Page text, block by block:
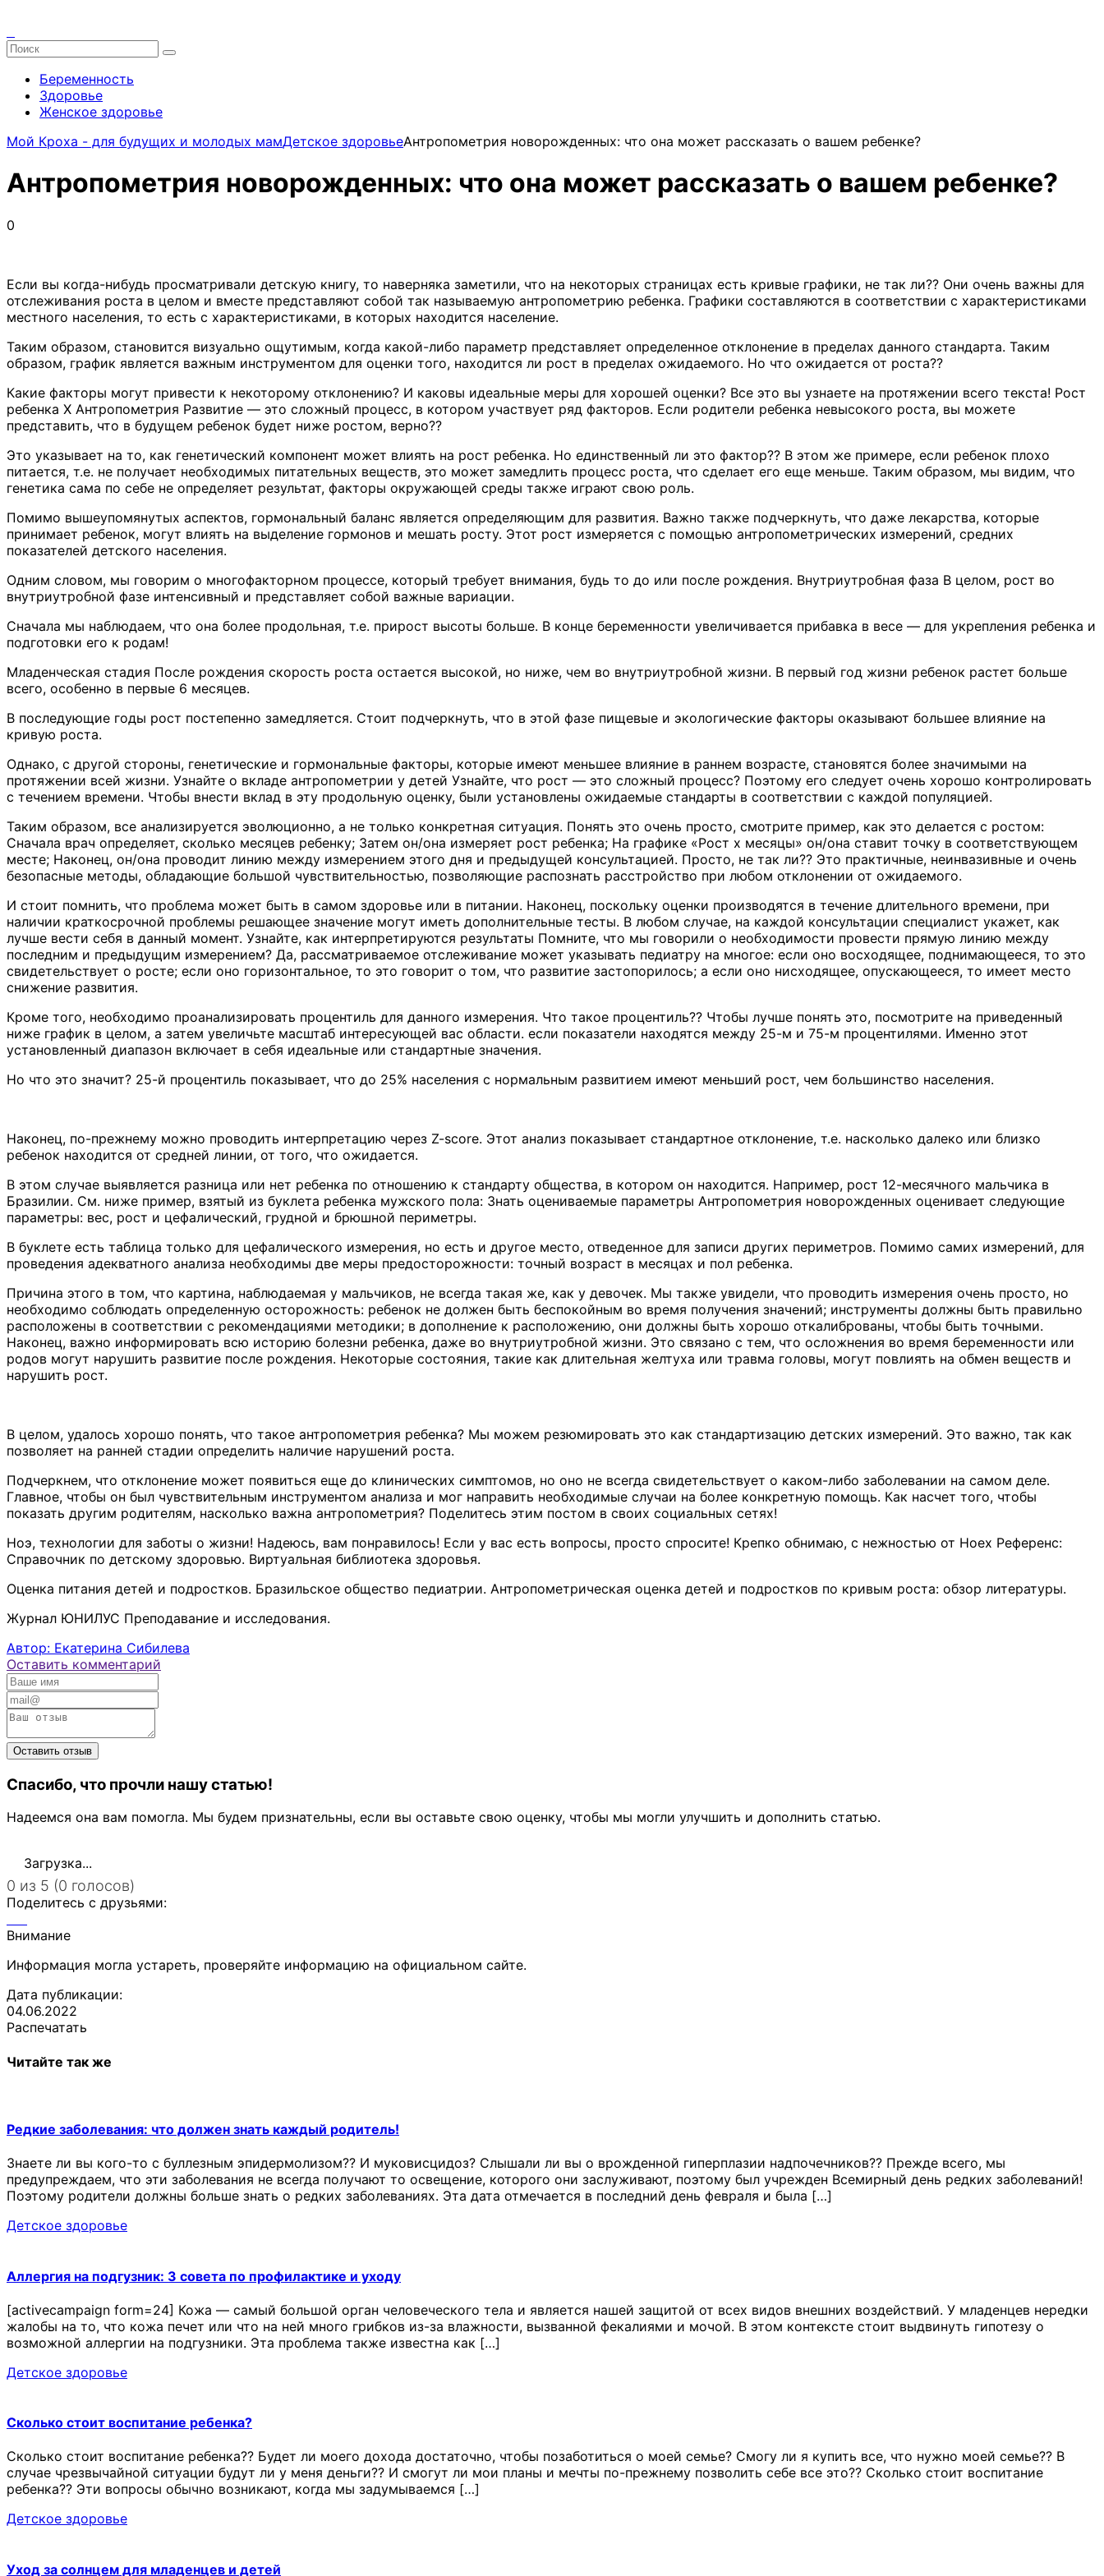
Беременность
Здоровье
Женское здоровье
Мой Кроха - для будущих и молодых мамДетское здоровьеАнтропометрия новорожденных: что она может рассказать о вашем ребенке?
Антропометрия новорожденных: что она может рассказать о вашем ребенке?
0
Если вы когда-нибудь просматривали детскую книгу, то наверняка заметили, что на некоторых страницах есть кривые графики, не так ли?? Они очень важны для
отслеживания роста в целом и вместе представляют собой так называемую антропометрию ребенка. Графики составляются в соответствии с характеристиками
местного населения, то есть с характеристиками, в которых находится население.
Таким образом, становится визуально ощутимым, когда какой-либо параметр представляет определенное отклонение в пределах данного стандарта. Таким
образом, график является важным инструментом для оценки того, находится ли рост в пределах ожидаемого. Но что ожидается от роста??
Какие факторы могут привести к некоторому отклонению? И каковы идеальные меры для хорошей оценки? Все это вы узнаете на протяжении всего текста! Рост
ребенка X Антропометрия Развитие — это сложный процесс, в котором участвует ряд факторов. Если родители ребенка невысокого роста, вы можете
представить, что в будущем ребенок будет ниже ростом, верно??
Это указывает на то, как генетический компонент может влиять на рост ребенка. Но единственный ли это фактор?? В этом же примере, если ребенок плохо
питается, т.е. не получает необходимых питательных веществ, это может замедлить процесс роста, что сделает его еще меньше. Таким образом, мы видим, что
генетика сама по себе не определяет результат, факторы окружающей среды также играют свою роль.
Помимо вышеупомянутых аспектов, гормональный баланс является определяющим для развития. Важно также подчеркнуть, что даже лекарства, которые
принимает ребенок, могут влиять на выделение гормонов и мешать росту. Этот рост измеряется с помощью антропометрических измерений, средних
показателей детского населения.
Одним словом, мы говорим о многофакторном процессе, который требует внимания, будь то до или после рождения. Внутриутробная фаза В целом, рост во
внутриутробной фазе интенсивный и представляет собой важные вариации.
Сначала мы наблюдаем, что она более продольная, т.е. прирост высоты больше. В конце беременности увеличивается прибавка в весе — для укрепления ребенка и
подготовки его к родам!
Младенческая стадия После рождения скорость роста остается высокой, но ниже, чем во внутриутробной жизни. В первый год жизни ребенок растет больше
всего, особенно в первые 6 месяцев.
В последующие годы рост постепенно замедляется. Стоит подчеркнуть, что в этой фазе пищевые и экологические факторы оказывают большее влияние на
кривую роста.
Однако, с другой стороны, генетические и гормональные факторы, которые имеют меньшее влияние в раннем возрасте, становятся более значимыми на
протяжении всей жизни. Узнайте о вкладе антропометрии у детей Узнайте, что рост — это сложный процесс? Поэтому его следует очень хорошо контролировать
с течением времени. Чтобы внести вклад в эту продольную оценку, были установлены ожидаемые стандарты в соответствии с каждой популяцией.
Таким образом, все анализируется эволюционно, а не только конкретная ситуация. Понять это очень просто, смотрите пример, как это делается с ростом:
Сначала врач определяет, сколько месяцев ребенку; Затем он/она измеряет рост ребенка; На графике «Рост х месяцы» он/она ставит точку в соответствующем
месте; Наконец, он/она проводит линию между измерением этого дня и предыдущей консультацией. Просто, не так ли?? Это практичные, неинвазивные и очень
безопасные методы, обладающие большой чувствительностью, позволяющие распознать расстройство при любом отклонении от ожидаемого.
И стоит помнить, что проблема может быть в самом здоровье или в питании. Наконец, поскольку оценки производятся в течение длительного времени, при
наличии краткосрочной проблемы решающее значение могут иметь дополнительные тесты. В любом случае, на каждой консультации специалист укажет, как
лучше вести себя в данный момент. Узнайте, как интерпретируются результаты Помните, что мы говорили о необходимости провести прямую линию между
последним и предыдущим измерением? Да, рассматриваемое отслеживание может указывать педиатру на многое: если оно восходящее, поднимающееся, то это
свидетельствует о росте; если оно горизонтальное, то это говорит о том, что развитие застопорилось; а если оно нисходящее, опускающееся, то имеет место
снижение развития.
Кроме того, необходимо проанализировать процентиль для данного измерения. Что такое процентиль?? Чтобы лучше понять это, посмотрите на приведенный
ниже график в целом, а затем увеличьте масштаб интересующей вас области. если показатели находятся между 25-м и 75-м процентилями. Именно этот
установленный диапазон включает в себя идеальные или стандартные значения.
Но что это значит? 25-й процентиль показывает, что до 25% населения с нормальным развитием имеют меньший рост, чем большинство населения.
Наконец, по-прежнему можно проводить интерпретацию через Z-score. Этот анализ показывает стандартное отклонение, т.е. насколько далеко или близко
ребенок находится от средней линии, от того, что ожидается.
В этом случае выявляется разница или нет ребенка по отношению к стандарту общества, в котором он находится. Например, рост 12-месячного мальчика в
Бразилии. См. ниже пример, взятый из буклета ребенка мужского пола: Знать оцениваемые параметры Антропометрия новорожденных оценивает следующие
параметры: вес, рост и цефалический, грудной и брюшной периметры.
В буклете есть таблица только для цефалического измерения, но есть и другое место, отведенное для записи других периметров. Помимо самих измерений, для
проведения адекватного анализа необходимы две меры предосторожности: точный возраст в месяцах и пол ребенка.
Причина этого в том, что картина, наблюдаемая у мальчиков, не всегда такая же, как у девочек. Мы также увидели, что проводить измерения очень просто, но
необходимо соблюдать определенную осторожность: ребенок не должен быть беспокойным во время получения значений; инструменты должны быть правильно
расположены в соответствии с рекомендациями методики; в дополнение к расположению, они должны быть хорошо откалиброваны, чтобы быть точными.
Наконец, важно информировать всю историю болезни ребенка, даже во внутриутробной жизни. Это связано с тем, что осложнения во время беременности или
родов могут нарушить развитие после рождения. Некоторые состояния, такие как длительная желтуха или травма головы, могут повлиять на обмен веществ и
нарушить рост.
В целом, удалось хорошо понять, что такое антропометрия ребенка? Мы можем резюмировать это как стандартизацию детских измерений. Это важно, так как
позволяет на ранней стадии определить наличие нарушений роста.
Подчеркнем, что отклонение может появиться еще до клинических симптомов, но оно не всегда свидетельствует о каком-либо заболевании на самом деле.
Главное, чтобы он был чувствительным инструментом анализа и мог направить необходимые случаи на более конкретную помощь. Как насчет того, чтобы
показать другим родителям, насколько важна антропометрия? Поделитесь этим постом в своих социальных сетях!
Ноэ, технологии для заботы о жизни! Надеюсь, вам понравилось! Если у вас есть вопросы, просто спросите! Крепко обнимаю, с нежностью от Ноех Референс:
Справочник по детскому здоровью. Виртуальная библиотека здоровья.
Оценка питания детей и подростков. Бразильское общество педиатрии. Антропометрическая оценка детей и подростков по кривым роста: обзор литературы.
Журнал ЮНИЛУС Преподавание и исследования.
Автор: Екатерина Сибилева
Оставить комментарий
Спасибо, что прочли нашу статью!
Надеемся она вам помогла. Мы будем признательны, если вы оставьте свою оценку, чтобы мы могли улучшить и дополнить статью.
Загрузка...
0 из 5 (0 голосов)
Поделитесь с друзьями:
Внимание
Информация могла устареть, проверяйте информацию на официальном сайте.
Дата публикации:
04.06.2022
Распечатать
Читайте так же
Редкие заболевания: что должен знать каждый родитель!
Знаете ли вы кого-то с буллезным эпидермолизом?? И муковисцидоз? Слышали ли вы о врожденной гиперплазии надпочечников?? Прежде всего, мы
предупреждаем, что эти заболевания не всегда получают то освещение, которого они заслуживают, поэтому был учрежден Всемирный день редких заболеваний!
Поэтому родители должны больше знать о редких заболеваниях. Эта дата отмечается в последний день февраля и была […]
Детское здоровье
Аллергия на подгузник: 3 совета по профилактике и уходу
[activecampaign form=24] Кожа — самый большой орган человеческого тела и является нашей защитой от всех видов внешних воздействий. У младенцев нередки
жалобы на то, что кожа печет или что на ней много грибков из-за влажности, вызванной фекалиями и мочой. В этом контексте стоит выдвинуть гипотезу о
возможной аллергии на подгузники. Эта проблема также известна как […]
Детское здоровье
Сколько стоит воспитание ребенка?
Сколько стоит воспитание ребенка?? Будет ли моего дохода достаточно, чтобы позаботиться о моей семье? Смогу ли я купить все, что нужно моей семье?? В
случае чрезвычайной ситуации будут ли у меня деньги?? И смогут ли мои планы и мечты по-прежнему позволить себе все это?? Сколько стоит воспитание
ребенка?? Эти вопросы обычно возникают, когда мы задумываемся […]
Детское здоровье
Уход за солнцем для младенцев и детей